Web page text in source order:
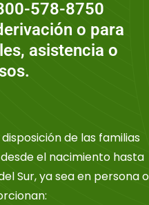
578-8750
o para
asistencia o
de las familias
el nacimiento hasta
Sur, ya sea en persona o